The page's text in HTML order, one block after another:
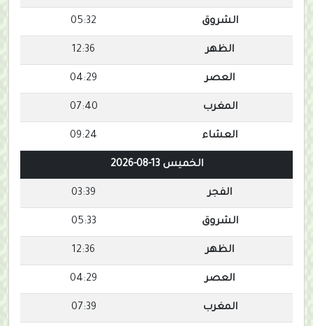
الشروق 05:32
الظهر 12:36
العصر 04:29
المغرب 07:40
العشاء 09:24
الخميس 13-08-2026
الفجر 03:39
الشروق 05:33
الظهر 12:36
العصر 04:29
المغرب 07:39